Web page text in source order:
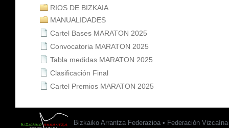
RIOS DE BIZKAIA
MANUALIDADES
Cartel Bases MARATON 2025
Convocatoria MARATON 2025
Tabla medidas MARATON 2025
Clasificación Final
Cartel Premios MARATON 2025
Bizkaiko Arrantza Federazioa • Federación